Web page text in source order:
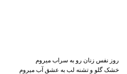
روز نفس زنان رو به سراب میروم
خشک گلو و تشنه لب به عشق آب میروم